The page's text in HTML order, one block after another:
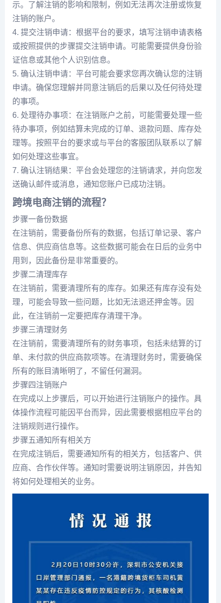
示。了解注销的影响和限制，例如无法再次注册或恢复
注销的账户。
4. 提交注销申请：根据平台的要求，填写注销申请表格
或按照提供的步骤提交注销申请。可能需要提供身份验
证信息或其他个人识别信息。
5. 确认注销申请：平台可能会要求您再次确认您的注销
申请。确保您理解并同意注销后的后果以及任何待处理
的事项。
6. 处理待办事项：在注销账户之前，可能需要处理一些
待办事项，例如结算未完成的订单、退款问题、库存处
理等。按照平台的要求或与平台的客服团队联系以了解
如何处理这些事宜。
7. 确认注销结果：平台会处理您的注销请求，并向您发
送确认邮件或消息，通知您账户已成功注销。
跨境电商注销的流程？
步骤一备份数据
在注销前，需要备份所有的数据，包括订单记录、客户
信息、供应商信息等。这些数据可能会在日后的业务中
用到，因此备份是非常重要的。
步骤二清理库存
在注销前，需要清理所有的库存。如果还有库存没有处
理，可能会导致一些问题，比如无法退还押金等。因
此，在注销前一定要把库存清理干净。
步骤三清理财务
在注销前，需要清理所有的财务事项，包括未结算的订
单、未付款的供应商款项等。在清理财务时，需要确保
所有的账目清晰明了，不留任何漏洞。
步骤四注销账户
在完成以上步骤后，可以开始进行注销账户的操作。具
体操作流程可能因平台而异，因此需要根据相应平台的
注销规则进行操作。
步骤五通知所有相关方
在完成注销后，需要通知所有的相关方，包括客户、供
应商、合作伙伴等。通知时需要说明注销原因，并告知
将如何处理相关的业务。